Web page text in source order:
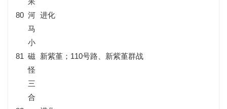
80 河
马
进化
81
小
磁
怪
新紫堇；110号路、新紫堇群战
三
合